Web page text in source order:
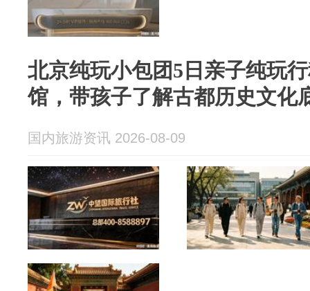
北京纯玩小包团5日亲子纯玩
馆，带孩子了解古都历史文化
国内旅游资讯 2026-08-09